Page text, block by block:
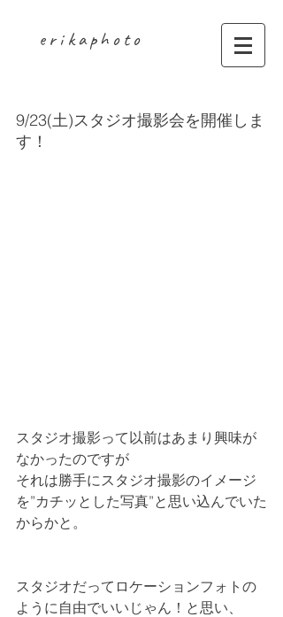
erikaphoto
9/23(土)スタジオ撮影会を開催しま
す！
スタジオ撮影って以前はあまり興味が
なかったのですが
それは勝手にスタジオ撮影のイメージ
を”カチッとした写真”と思い込んでいた
からかと。
スタジオだってロケーションフォトの
ように自由でいいじゃん！と思い、